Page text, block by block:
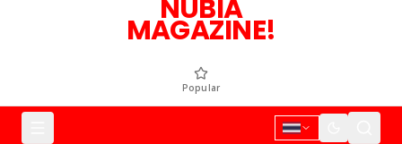
NUBIA
MAGAZINE!
Popular